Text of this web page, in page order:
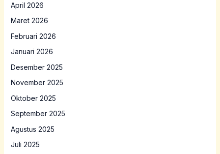
April 2026
Maret 2026
Februari 2026
Januari 2026
Desember 2025
November 2025
Oktober 2025
September 2025
Agustus 2025
Juli 2025